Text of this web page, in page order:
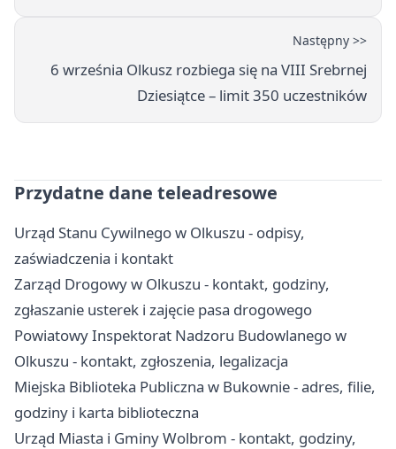
Następny >>
6 września Olkusz rozbiega się na VIII Srebrnej
Dziesiątce – limit 350 uczestników
Przydatne dane teleadresowe
Urząd Stanu Cywilnego w Olkuszu - odpisy,
zaświadczenia i kontakt
Zarząd Drogowy w Olkuszu - kontakt, godziny,
zgłaszanie usterek i zajęcie pasa drogowego
Powiatowy Inspektorat Nadzoru Budowlanego w
Olkuszu - kontakt, zgłoszenia, legalizacja
Miejska Biblioteka Publiczna w Bukownie - adres, filie,
godziny i karta biblioteczna
Urząd Miasta i Gminy Wolbrom - kontakt, godziny,